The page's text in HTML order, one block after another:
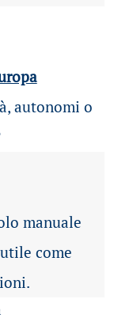
autonomi o
manuale
come